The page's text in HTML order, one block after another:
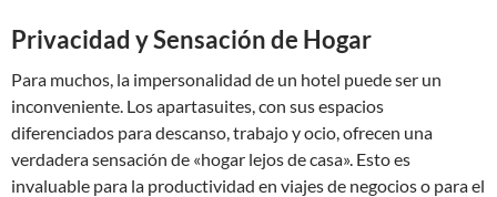
Privacidad y Sensación de Hogar
Para muchos, la impersonalidad de un hotel puede ser un
inconveniente. Los apartasuites, con sus espacios
diferenciados para descanso, trabajo y ocio, ofrecen una
verdadera sensación de «hogar lejos de casa». Esto es
invaluable para la productividad en viajes de negocios o para el